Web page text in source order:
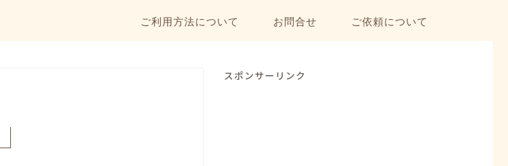
ご利用方法について お問合せ ご依頼について
スポンサーリンク